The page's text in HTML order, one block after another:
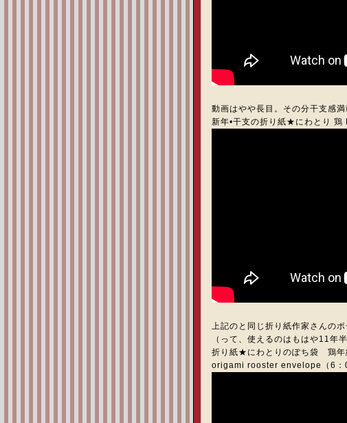
動画はやや長目。その分干支感満
新年•干支の折り紙★にわとり
上記のと同じ折り紙作家さんの
（って、使えるのはもはや11年
折り紙★にわとりのぽち袋 鶏年
origami rooster envelope（6：